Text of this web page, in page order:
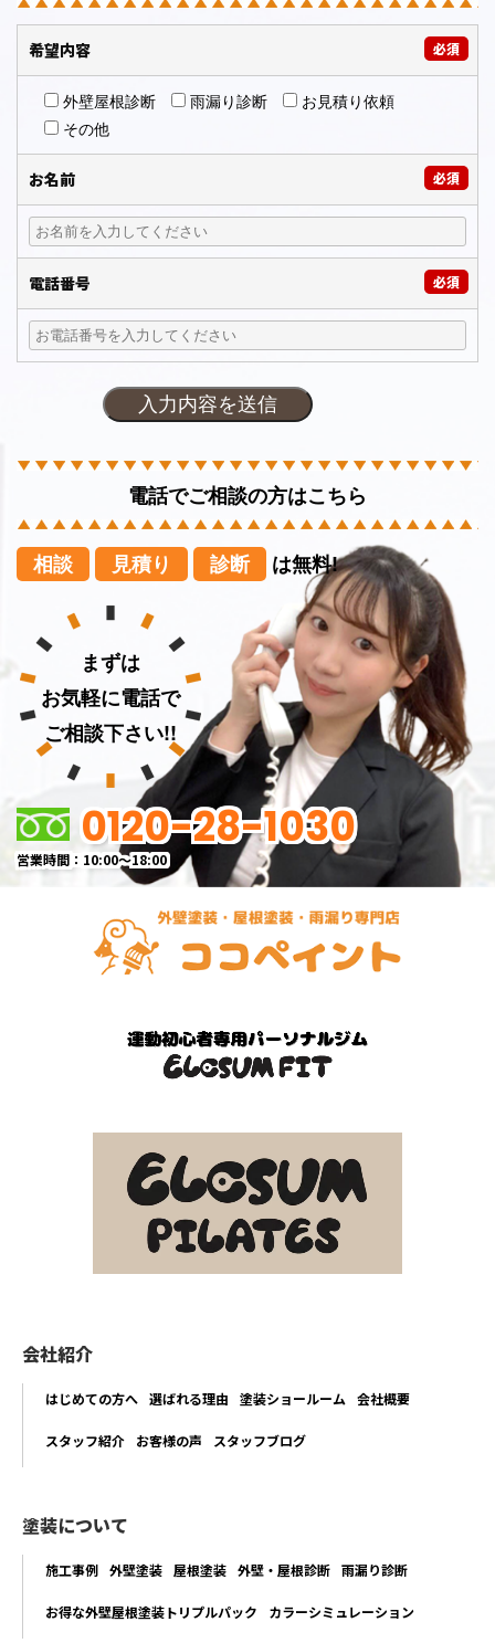
必須
希望内容
外壁屋根診断 雨漏り診断
お見積り依頼
その他
お名前 必須
電話番号 必須
電話でご相談の方はこちら
相談 見積り 診断 は無料!
まずは
お気軽に電話で
ご相談下さい!!
0120-28-1030
営業時間：10:00～18:00
会社紹介
はじめての方へ 選ばれる理由 塗装ショールーム 会社概要
スタッフ紹介 お客様の声 スタッフブログ
塗装について
施工事例 外壁塗装 屋根塗装 外壁・屋根診断 雨漏り診断
お得な外壁屋根塗装トリプルパック カラーシミュレーション